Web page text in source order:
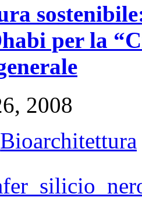
per la
2008
Bioarchitettura